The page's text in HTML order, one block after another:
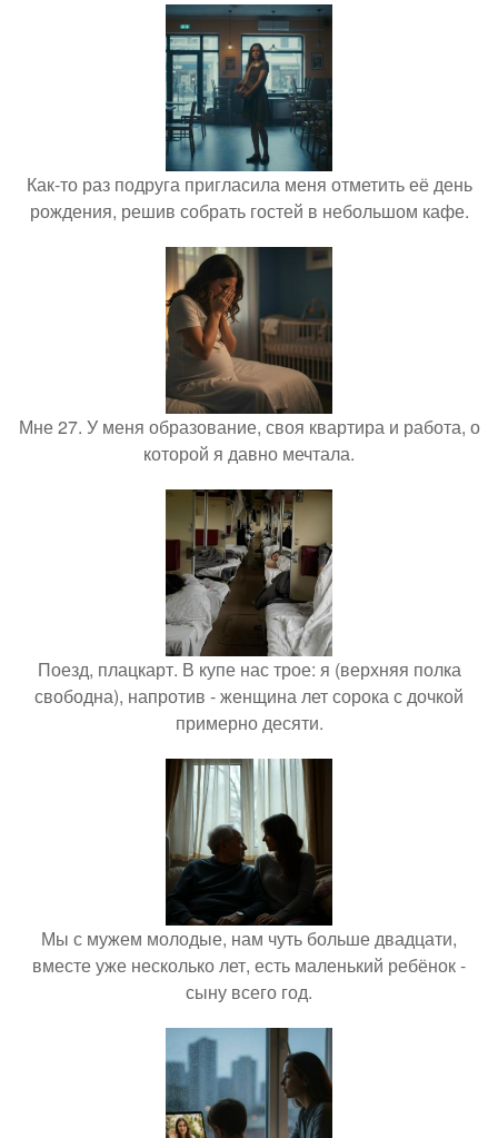
Как-то раз подруга пригласила меня отметить её день
рождения, решив собрать гостей в небольшом кафе.
Мне 27. У меня образование, своя квартира и работа, о
которой я давно мечтала.
Поезд, плацкарт. В купе нас трое: я (верхняя полка
свободна), напротив - женщина лет сорока с дочкой
примерно десяти.
Мы с мужем молодые, нам чуть больше двадцати,
вместе уже несколько лет, есть маленький ребёнок -
сыну всего год.